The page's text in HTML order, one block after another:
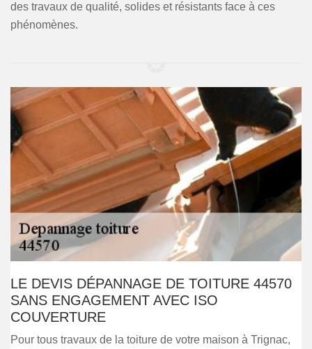
des travaux de qualité, solides et résistants face à ces
phénomènes.
LE DEVIS DÉPANNAGE DE TOITURE 44570
SANS ENGAGEMENT AVEC ISO
COUVERTURE
Pour tous travaux de la toiture de votre maison à Trignac,